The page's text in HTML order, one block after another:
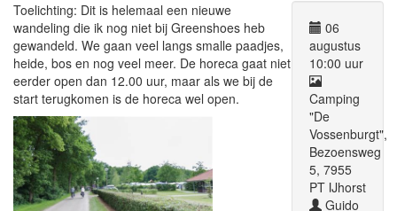
06
augustus
10:00 uur
Camping
"De
Vossenburgt",
Bezoensweg
5, 7955
PT IJhorst
Guido
Toelichting: Dit is helemaal een nieuwe
wandeling die ik nog niet bij Greenshoes heb
gewandeld. We gaan veel langs smalle paadjes,
heide, bos en nog veel meer. De horeca gaat niet
eerder open dan 12.00 uur, maar als we bij de
start terugkomen is de horeca wel open.